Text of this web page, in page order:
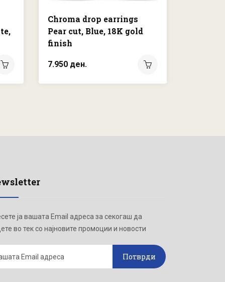
Chroma drop earrings
Pear cut, Blue, 18K gold
finish
7.950 ден.
ја вашата Email адреса за секогаш да
во тек со најновите промоции и новости
Потврди